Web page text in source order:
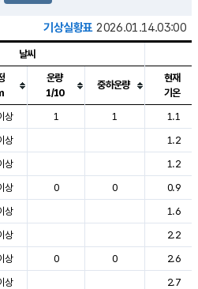
기상실황표 2026.01.14.03:00
, 기온, 강수, 바람, 기압등을 안내한 표입
날씨
운량
1/10
중하운량
현재
기온
상 1 1
1.1
상
1.2
상
1.2
상 0 0
0.9
상
1.6
상
2.2
상 0 0
2.6
상
2.7